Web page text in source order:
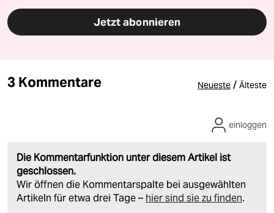
Jetzt abonnieren
3 Kommentare Neueste / Älteste
Die Kommentarfunktion unter diesem Artikel ist
geschlossen.
Wir öffnen die Kommentarspalte bei ausgewählten
Artikeln für etwa drei Tage – hier sind sie zu finden.
einloggen